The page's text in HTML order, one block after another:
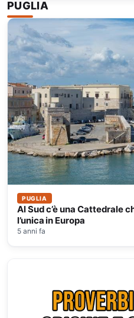
PUGLIA
PUGLIA
Al Sud c’è una Cattedrale
l’unica in Europa
5 anni fa